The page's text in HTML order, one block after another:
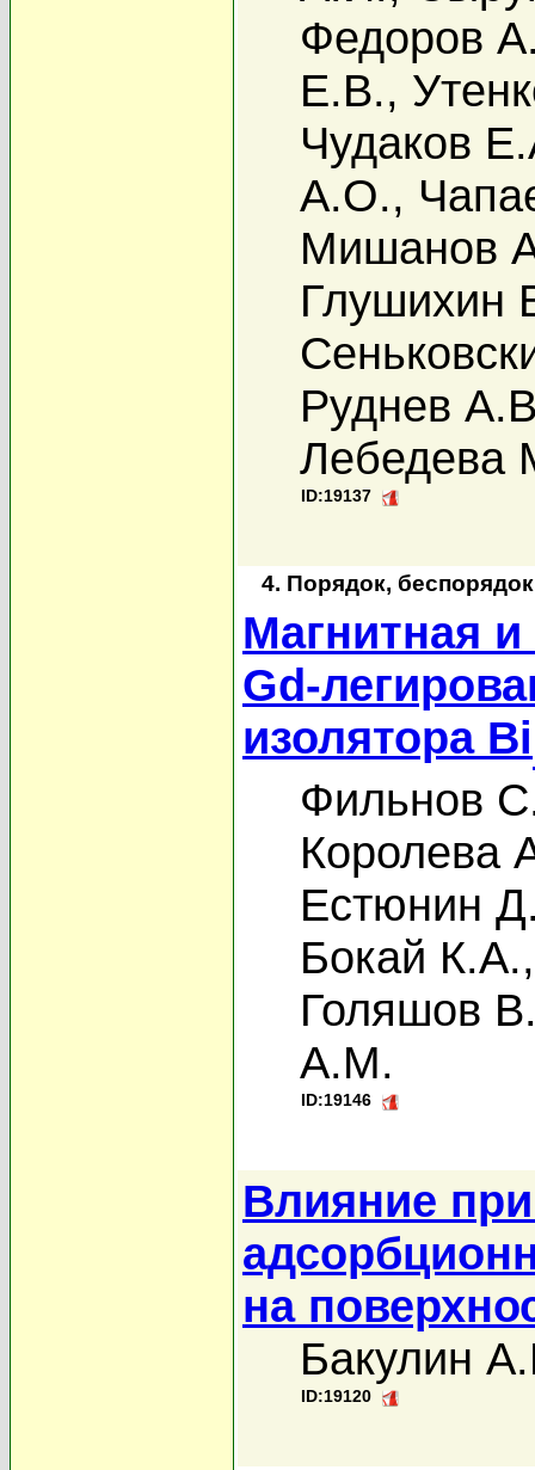
Федоров
Е.В.,
Чудаков
А.О.,
Мишанов
Глушихин
Руднев
Лебедева
ID:19137
4. Порядок,
Магнитная и
Gd-
изолятора Bi
Фильнов
Королева
Естюнин
Бокай К.А.
Голяшов
А.М.
ID:19146
Влияние
на
Бакулин
ID:19120